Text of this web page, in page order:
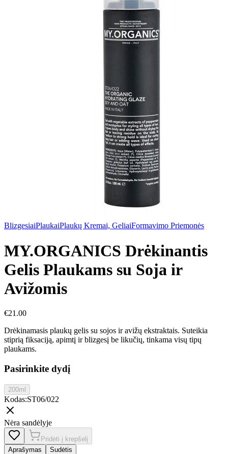
BlizgesiaiPlaukaiPlaukų Kremai, GeliaiFormavimo Priemonės
MY.ORGANICS Drėkinantis
Gelis Plaukams su Soja ir
Avižomis
€21.00
Drėkinamasis plaukų gelis su sojos ir avižų ekstraktais. Suteikia
stiprią fiksaciją, apimtį ir blizgesį be likučių, tinkama visų tipų
plaukams.
Pasirinkite dydį
200ml
Kodas:ST06/022
Nėra sandėlyje
Pridėti į krepšelį
Aprašymas
Sudėtis